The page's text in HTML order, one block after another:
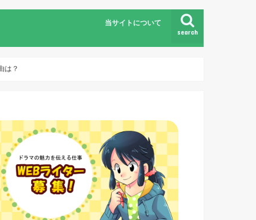
search
当サイトについて
は？